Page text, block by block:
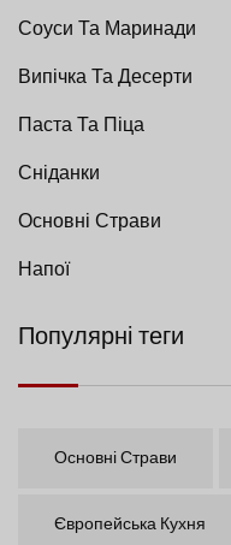
Соуси Та Маринади
Випічка Та Десерти
Паста Та Піца
Сніданки
Основні Страви
Напої
Популярні теги
Основні Страви
Європейська Кухня